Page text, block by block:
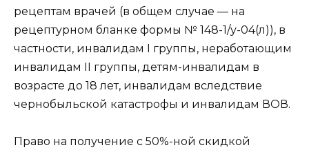
рецептам врачей (в общем случае — на
рецептурном бланке формы № 148-1/у-04(л)), в
частности, инвалидам I группы, неработающим
инвалидам II группы, детям-инвалидам в
возрасте до 18 лет, инвалидам вследствие
чернобыльской катастрофы и инвалидам ВОВ.
Право на получение с 50%-ной скидкой